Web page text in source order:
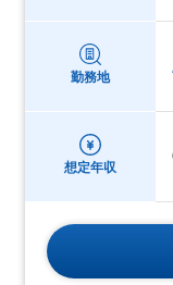
勤務地
想定年収